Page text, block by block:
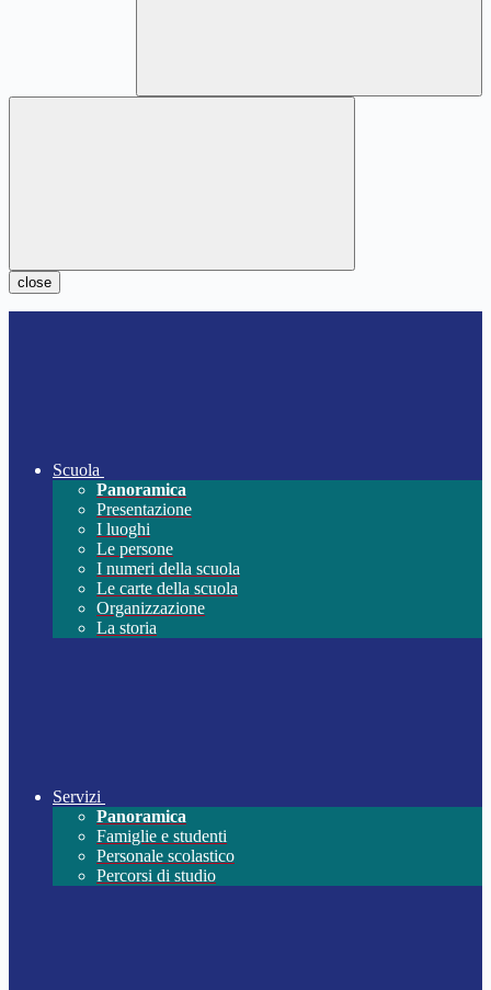
close
Scuola
Panoramica
Presentazione
I luoghi
Le persone
I numeri della scuola
Le carte della scuola
Organizzazione
La storia
Servizi
Panoramica
Famiglie e studenti
Personale scolastico
Percorsi di studio